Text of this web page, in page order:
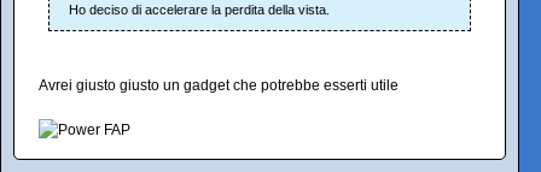
Ho deciso di accelerare la perdita della vista.
Avrei giusto giusto un gadget che potrebbe esserti utile